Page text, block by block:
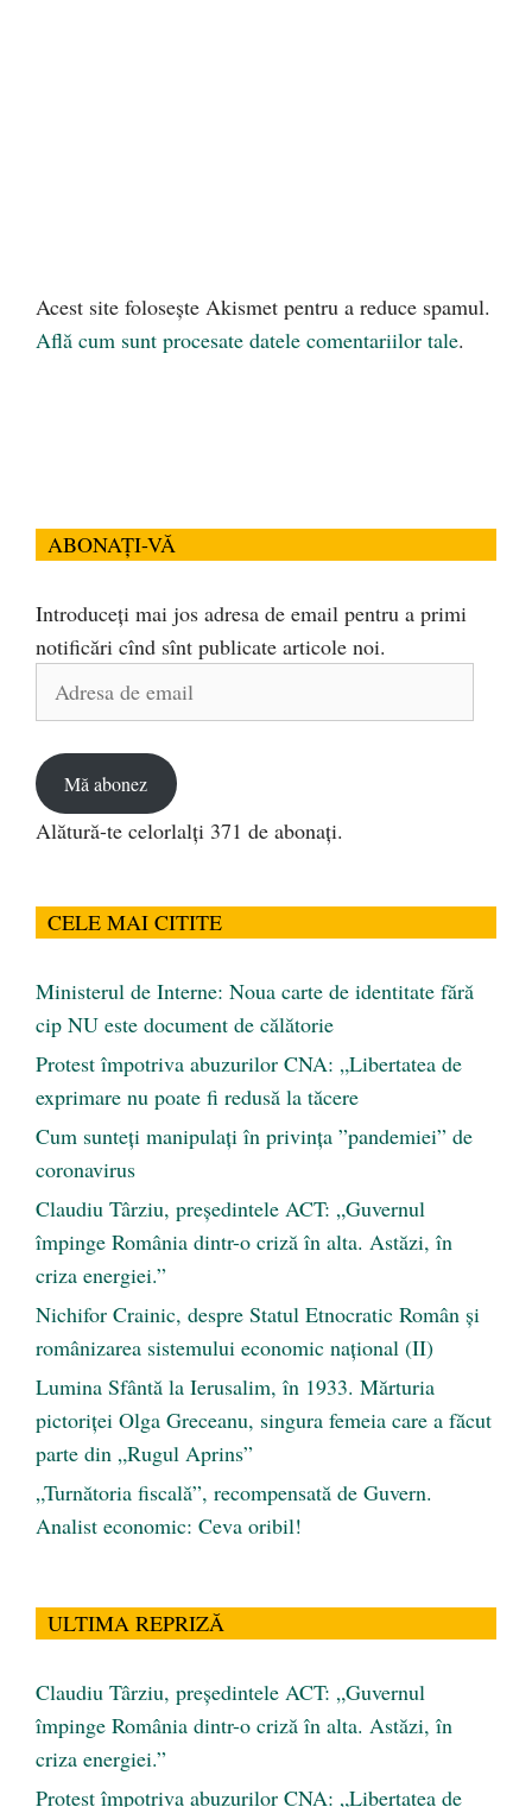
Acest site folosește Akismet pentru a reduce spamul.
Află cum sunt procesate datele comentariilor tale.
ABONAȚI-VĂ
Introduceți mai jos adresa de email pentru a primi
notificări cînd sînt publicate articole noi.
Adresa
Mă abonez
Alătură-te celorlalți 371 de abonați.
CELE MAI CITITE
Ministerul de Interne: Noua carte de identitate fără
cip NU este document de călătorie
Protest împotriva abuzurilor CNA: „Libertatea de
exprimare nu poate fi redusă la tăcere
Cum sunteți manipulați în privința ”pandemiei” de
coronavirus
Claudiu Târziu, președintele ACT: „Guvernul
împinge România dintr-o criză în alta. Astăzi, în
criza energiei.”
Nichifor Crainic, despre Statul Etnocratic Român şi
românizarea sistemului economic naţional (II)
Lumina Sfântă la Ierusalim, în 1933. Mărturia
pictoriței Olga Greceanu, singura femeia care a făcut
parte din „Rugul Aprins”
„Turnătoria fiscală”, recompensată de Guvern.
Analist economic: Ceva oribil!
ULTIMA REPRIZĂ
Claudiu Târziu, președintele ACT: „Guvernul
împinge România dintr-o criză în alta. Astăzi, în
criza energiei.”
Protest împotriva abuzurilor CNA: „Libertatea de